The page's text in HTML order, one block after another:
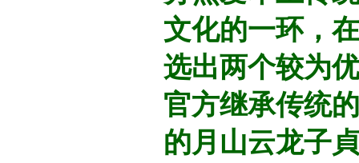
文化的一环，
选出两个较为
官方继承传统
的月山云龙子